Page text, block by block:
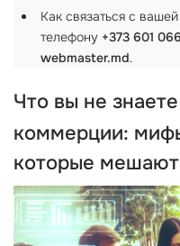
Как связаться с
телефону +373 601
webmaster.md.
Что вы не
коммерции:
которые